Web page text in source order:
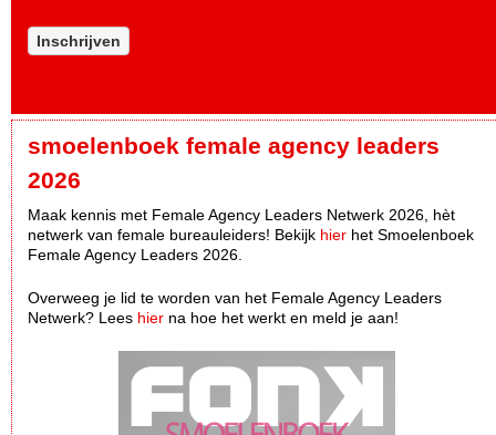
Inschrijven
smoelenboek female agency leaders
2026
Maak kennis met Female Agency Leaders Netwerk 2026, hèt
netwerk van female bureauleiders! Bekijk hier het Smoelenboek
Female Agency Leaders 2026.
Overweeg je lid te worden van het Female Agency Leaders
Netwerk? Lees hier na hoe het werkt en meld je aan!